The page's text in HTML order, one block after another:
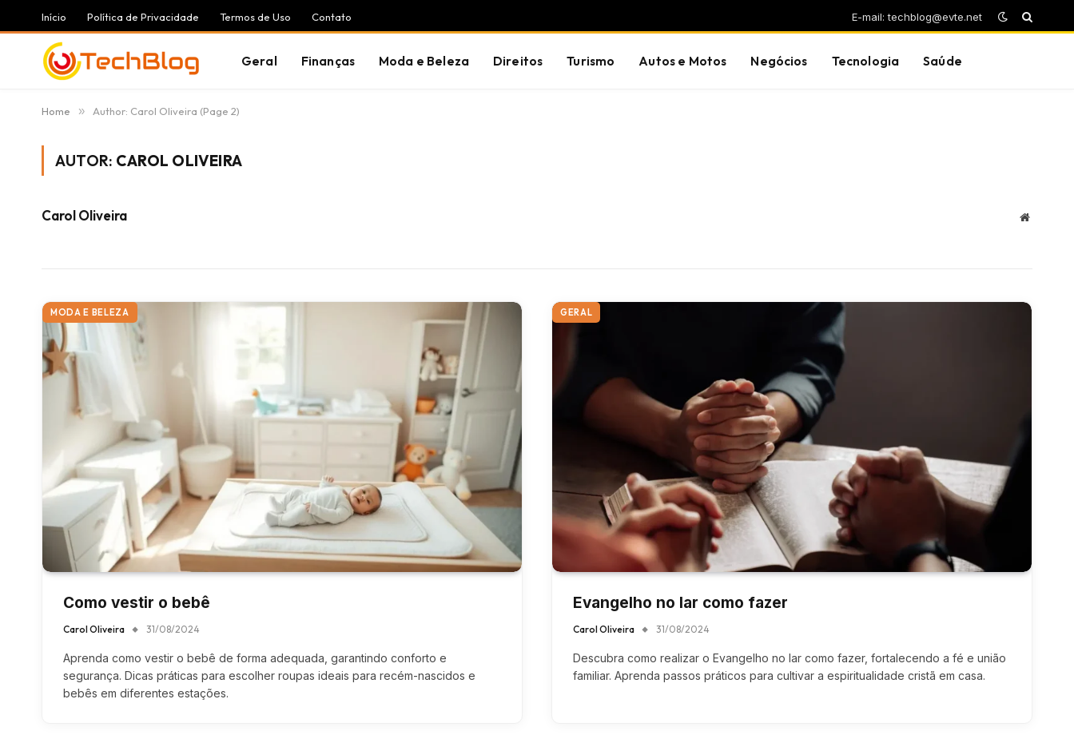
Início Política de Privacidade Termos de Uso Contato E-mail: techblog@evte.net
Geral Finanças Moda e Beleza Direitos Turismo Autos e Motos Negócios Tecnologia Saúde
Home » Author: Carol Oliveira (Page 2)
AUTOR: CAROL OLIVEIRA
Carol Oliveira Website
MODA E BELEZA
Como vestir o bebê
Carol Oliveira 31/08/2024
Aprenda como vestir o bebê de forma adequada, garantindo conforto e
segurança. Dicas práticas para escolher roupas ideais para recém-nascidos e
bebês em diferentes estações.
GERAL
Evangelho no lar como fazer
Carol Oliveira 31/08/2024
Descubra como realizar o Evangelho no lar como fazer, fortalecendo a fé e união
familiar. Aprenda passos práticos para cultivar a espiritualidade cristã em casa.